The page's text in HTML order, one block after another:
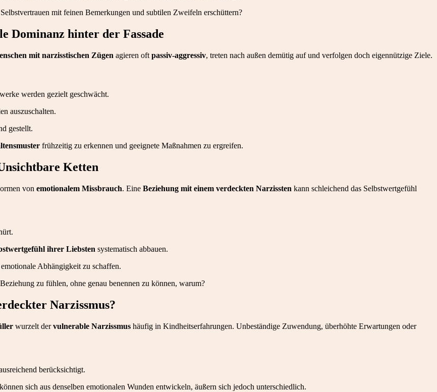
mit feinen Bemerkungen und subtilen Zweifeln erschüttern?
Dominanz hinter der Fassade
mit narzisstischen Zügen agieren oft passiv-aggressiv, treten nach außen demütig auf und verfolgen doch eigennützige Ziele.
werden gezielt geschwächt.
auszuschalten.
gestellt.
frühzeitig zu erkennen und geeignete Maßnahmen zu ergreifen.
Ketten
von emotionalem Missbrauch. Eine Beziehung mit einem verdeckten Narzissten kann schleichend das Selbstwertgefühl
ihrer Liebsten systematisch abbauen.
Abhängigkeit zu schaffen.
zu fühlen, ohne genau benennen zu können, warum?
Narzissmus?
wurzelt dervulnerable Narzissmus häufig in Kindheitserfahrungen. Unbeständige Zuwendung, überhöhte Erwartungen oder
berücksichtigt.
können sich aus denselben emotionalen Wunden entwickeln, äußern sich jedoch unterschiedlich.